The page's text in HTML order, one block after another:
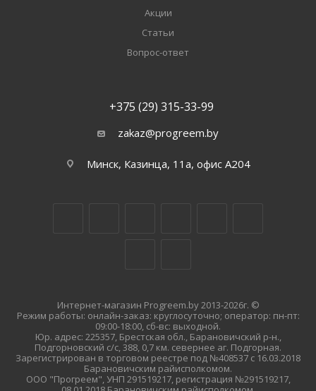
Акции
Статьи
Вопрос-ответ
+375 (29) 315-33-99
zakaz@progreem.by
Минск, Казинца, 11а, офис А204
Интернет-магазин Progreem.by 2013-2026г. ©
Режим работы: онлайн-заказ: круглосуточно; оператор: пн-пт:
09:00-18:00, сб-вс: выходной.
Юр. адрес: 225357, Брестская обл., Барановичский р-н.,
Подгорновский с/с, 388, 0,7 км. севернее аг. Подгорная.
Зарегистрирован в торговом реестре под №408537 с 16.03.2018
Барановичским райисполкомом.
ООО "Прогреем", УНП 291519217, регистрация №291519217,